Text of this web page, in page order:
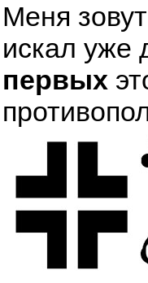
Меня
искал
первых